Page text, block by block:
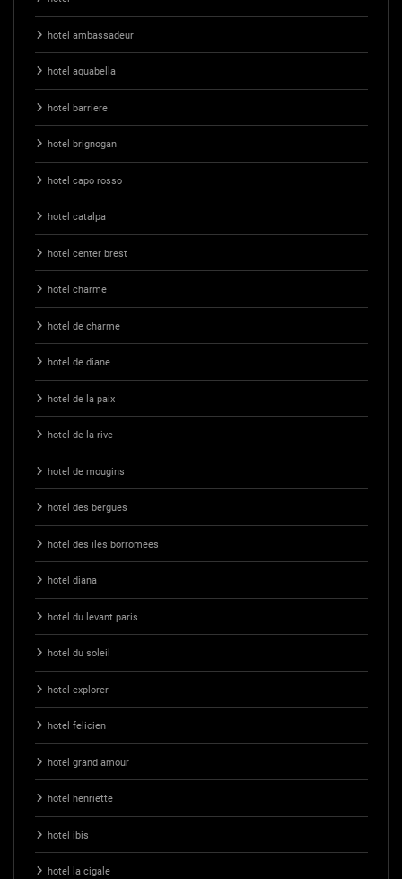
hotel ambassadeur
hotel aquabella
hotel barriere
hotel brignogan
hotel capo rosso
hotel catalpa
hotel center brest
hotel charme
hotel de charme
hotel de diane
hotel de la paix
hotel de la rive
hotel de mougins
hotel des bergues
hotel des iles borromees
hotel diana
hotel du levant paris
hotel du soleil
hotel explorer
hotel felicien
hotel grand amour
hotel henriette
hotel ibis
hotel la cigale